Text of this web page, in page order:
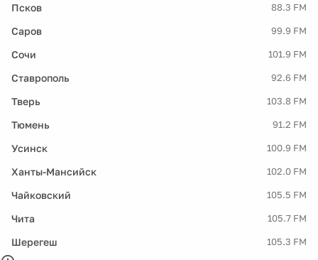
Псков 88.3 FM
Саров 99.9 FM
Сочи 101.9 FM
Ставрополь 92.6 FM
Тверь 103.8 FM
Тюмень 91.2 FM
Усинск 100.9 FM
Ханты-Мансийск 102.0 FM
Чайковский 105.5 FM
Чита 105.7 FM
Шерегеш 105.3 FM